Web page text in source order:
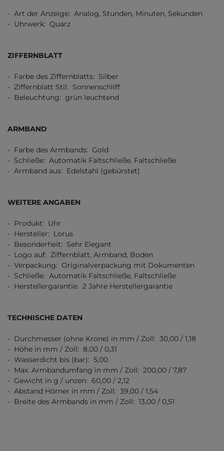
- Art der Anzeige: Analog, Stunden, Minuten, Sekunden
- Uhrwerk: Quarz
ZIFFERNBLATT
- Farbe des Ziffernblatts: Silber
- Ziffernblatt Stil: Sonnenschliff
- Beleuchtung: grün leuchtend
ARMBAND
- Farbe des Armbands: Gold
- Schließe: Automatik Faltschließe, Faltschließe
- Armband aus: Edelstahl (gebürstet)
WEITERE ANGABEN
- Produkt: Uhr
- Hersteller: Lorus
- Besonderheit: Sehr Elegant
- Logo auf: Ziffernblatt, Armband, Boden
- Verpackung: Originalverpackung mit Dokumenten
- Schließe: Automatik Faltschließe, Faltschließe
- Herstellergarantie: 2 Jahre Herstellergarantie
TECHNISCHE DATEN
- Durchmesser (ohne Krone) in mm / Zoll: 30,00 / 1,18
- Höhe in mm / Zoll: 8,00 / 0,31
- Wasserdicht bis (bar): 5,00
- Max. Armbandumfang in mm / Zoll: 200,00 / 7,87
- Gewicht in g / unzen: 60,00 / 2,12
- Abstand Hörner in mm / Zoll: 39,00 / 1,54
- Breite des Armbands in mm / Zoll: 13,00 / 0,51